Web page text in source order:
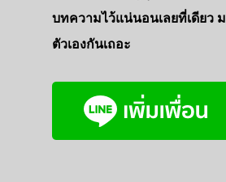
บทความไว้แน่นอนเลยที่เดียว
ตัวเองกันเถอะ